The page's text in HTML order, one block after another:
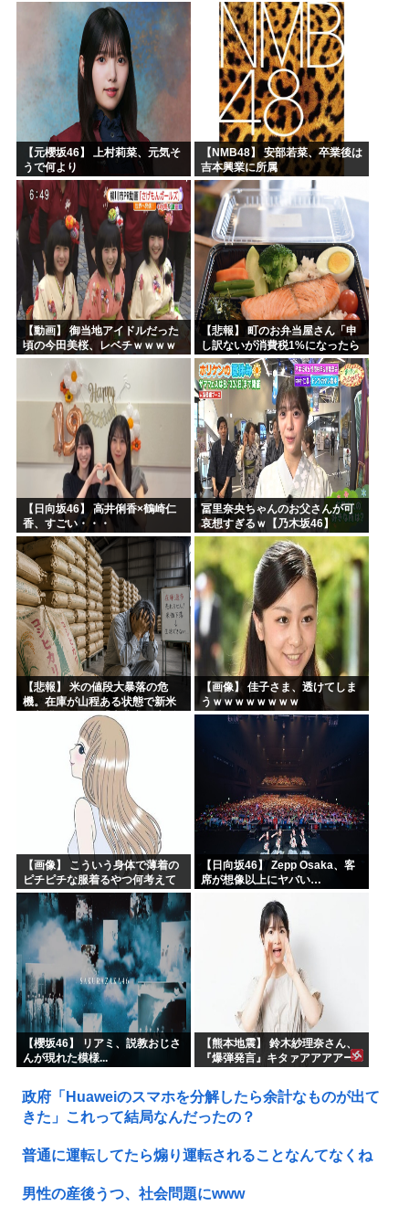
【元櫻坂46】 上村莉菜、元気そ
うで何より
【NMB48】 安部若菜、卒業後は
吉本興業に所属
【動画】 御当地アイドルだった
頃の今田美桜、レベチｗｗｗｗ
ｗｗｗｗｗｗｗｗｗｗｗｗｗｗ
【悲報】 町のお弁当屋さん「申
し訳ないが消費税1%になったら
その分商品代を値上げするわ」
【日向坂46】 高井俐香×鶴崎仁
香、すごい・・・
冨里奈央ちゃんのお父さんが可
哀想すぎるｗ【乃木坂46】
【悲報】 米の値段大暴落の危
機。在庫が山程ある状態で新米
の収穫始まる。「米農家が生活
【画像】 佳子さま、透けてしま
うｗｗｗｗｗｗｗｗ
【画像】 こういう身体で薄着の
ピチピチな服着るやつ何考えて
るんだよ
【日向坂46】 Zepp Osaka、客
席が想像以上にヤバい…
【櫻坂46】 リアミ、説教おじさ
んが現れた模様...
【熊本地震】 鈴木紗理奈さん、
『爆弾発言』キタァアアアアー
政府「Huaweiのスマホを分解したら余計なものが出て
きた」これって結局なんだったの？
普通に運転してたら煽り運転されることなんてなくね
男性の産後うつ、社会問題にwww